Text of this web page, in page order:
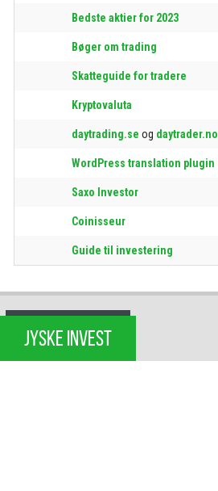
Bedste aktier for 2023
Bøger om trading
Skatteguide for tradere
Kryptovaluta
daytrading.se og daytrader.no
WordPress translation plugin
Saxo Investor
Coinisseur
Guide til investering
JYSKE INVEST